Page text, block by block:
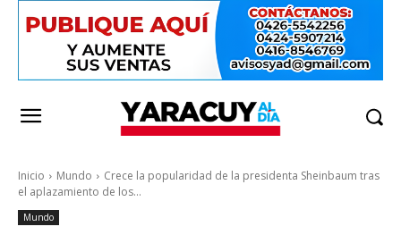
Inicio Mundo
Crece la popularidad de la presidenta Sheinbaum tras
el aplazamiento de los...
Mundo